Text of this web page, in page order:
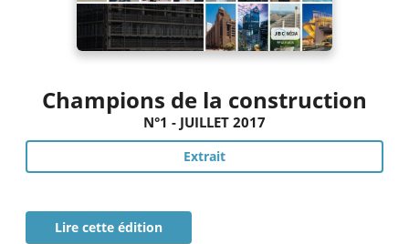
Champions de la construction
N°1 - JUILLET 2017
Extrait
Lire cette édition